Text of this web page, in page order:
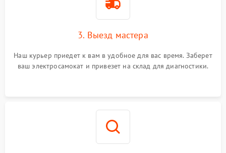
3. Выезд мастера
Наш курьер приедет к вам в удобное для вас время. Заберет
ваш электросамокат и привезет на склад для диагностики.